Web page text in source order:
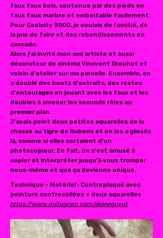
faux faux bois, soutenue par des pieds en
faux faux marbre et emboitable facilement.
Pour Coolcity 3000, je voulais de l'amitié, de
la joie de faire et des rebondissements en
cascade.
Alors j'ai invité mon ami artiste et aussi
décorateur de cinéma Vincvent Drouhot et
voisin d'atelier sur ma parcelle. Ensemble, on
a doublé des bouts d'extraits, des restes
d'entourages en jouant avec les faux et les
doubles à amener les seconds rôles au
premier plan.
J'avais peint deux petites aquarelles de la
chasse au tigre de Rubens et on les a glissés
là, comme si elles sortaient d'un
photocopieur. En fait, on s'est amusé à
copier et interpréter jusqu'à vous tromper
nous-même et que ça devienne unique.
Technique - Matériel : Contreplaqué avec
peinture contrecollées + deux aquarelles
https://www.instagram.com/dianeguyot